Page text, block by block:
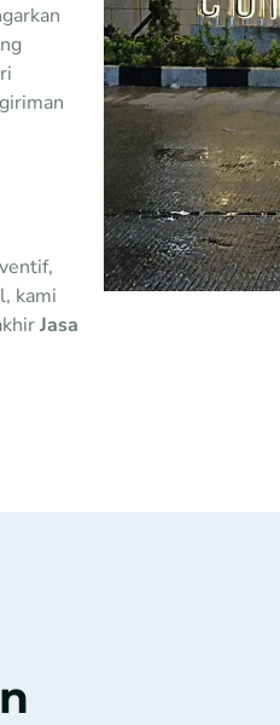
kami
Jasa